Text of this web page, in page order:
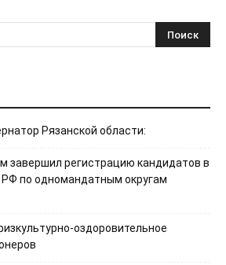
Рязанской области:
завершил регистрацию кандидатов в
по одномандатным округам
оздоровительное